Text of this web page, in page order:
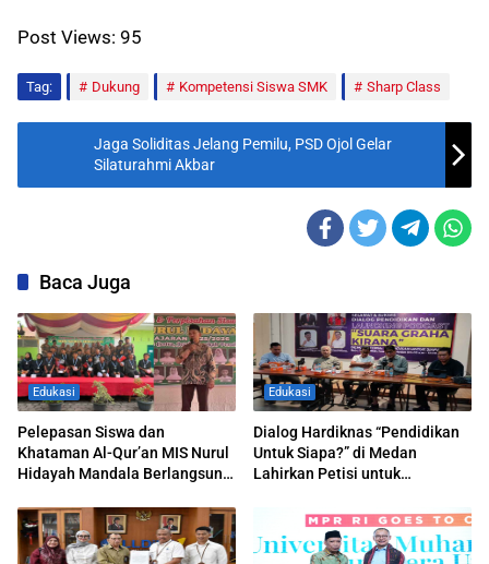
Post Views: 95
Tag: Dukung Kompetensi Siswa SMK Sharp Class
Jaga Soliditas Jelang Pemilu, PSD Ojol Gelar
Silaturahmi Akbar
Baca Juga
Edukasi
Pelepasan Siswa dan
Khataman Al-Qur’an MIS Nurul
Hidayah Mandala Berlangsung
Edukasi
Dialog Hardiknas “Pendidikan
Untuk Siapa?” di Medan
Lahirkan Petisi untuk